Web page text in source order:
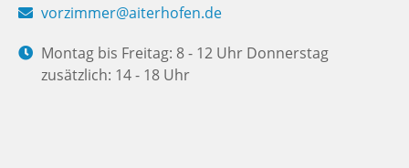
vorzimmer@aiterhofen.de
Montag bis Freitag: 8 - 12 Uhr Donnerstag
zusätzlich: 14 - 18 Uhr